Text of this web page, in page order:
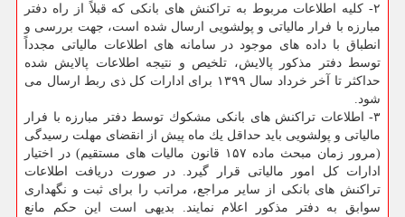
۲- كلیه اطلاعات مربوط به تراكنش های بانكی كه قبلاً از راه دفتر
مبارزه با فرار مالیاتی و پولشویی ارسال شده است، جهت بررسی و
انطباق با داده های موجود در سامانه های اطلاعات مالیاتی مجدداً
توسط دفتر مذكور پالایش، تلخیص و نتیجه اطلاعات پالایش شده
حداكثر تا آخر خرداد سال ۱۳۹۹ برای ادارات كل ذی ربط ارسال می
شود.
۳- اطلاعات تراكنش های بانكی مشكوك توسط دفتر مبارزه با فرار
مالیاتی و پولشویی باید حداقل یك ماه پیش از انقضای مهلت رسیدگی
(مرور زمان مبحث ماده ۱۵۷ قانون مالیات های مستقیم) در اختیار
ادارات كل امور مالیاتی قرار گیرد. در صورت دریافت اطلاعات
تراكنش های بانكی از سایر مراجع، مراتب را برای ثبت و نگهداری
سوابق به دفتر مذكور اعلام نمایند. بدیهی است این حكم مانع